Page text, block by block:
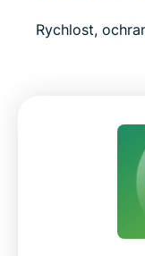
Rychlost,